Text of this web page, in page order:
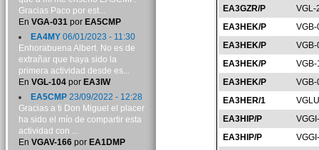
EA3GZR/P
VGL-
EA3HEK/P
EA3HEK/P
EA3HEK/P
EA3HEK/P
EA3HER/1
EA3HIP/P
EA3HIP/P
Gracias Paco por est...
En VGA-031 por EA5CMP
EA4MY06/01/2023 - 11:30
Enhorabuena Albert. No es de
extrañar que haya sido la
primera actividad desde es...
En VGL-104por EA3IW
EA5CMP23/09/2022 - 12:28
Gracias a ti Don Miguel el placer
ha sido el mío de compartir esta
actividad con ...
En VGAV-166por EA1DMP